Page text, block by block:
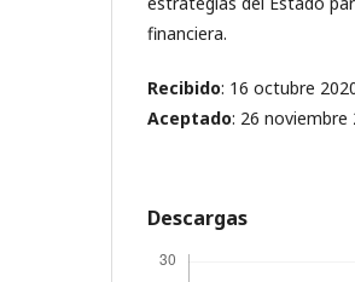
financiera.
Recibido: 16 octubre
Aceptado: 26 noviembre
Descargas